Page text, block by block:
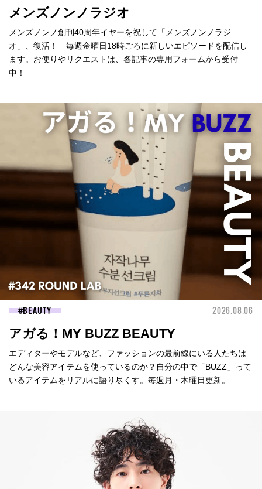
メンズノンノラジオ
メンズノンノ創刊40周年イヤーを祝して「メンズノンノラジ
オ」、復活！ 毎週金曜日18時ごろに新しいエピソードを配信し
ます。お便りやリクエストは、各記事の専用フォームから受付
中！
BEAUTY 2026.08.06
アガる！MY BUZZ BEAUTY
エディターやモデルなど、ファッションの最前線にいる人たちは
どんな美容アイテムを使っているのか？自分の中で「BUZZ」って
いるアイテムをリアルに語り尽くす。毎週月・木曜日更新。